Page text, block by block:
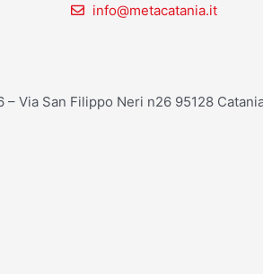
info@metacatania.it
Via San Filippo Neri n26 95128